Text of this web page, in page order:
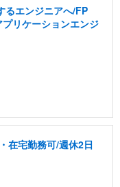
るエンジニアへ/FP
リケーションエンジ
在宅勤務可/週休2日